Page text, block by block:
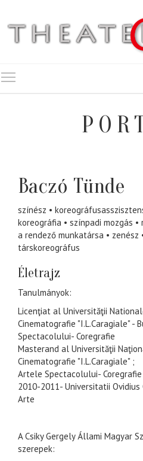
Baczó Tünde
színész
koreográfia
színpadi mozgás
a rendező munkatársa
zenész
társkoreográfus
Életrajz
Tanulmányok:
Licenţiat al Universităţii
Cinematografie "I.L.Caragiale" -
Spectacolului- Coregrafie
Masterand al Universităţii
Cinematografie "I.L.Caragiale" ;
Artele Spectacolului-
2010-2011- Universitatii
Arte
A Csiky Gergely Állami Magyar
szerepek: